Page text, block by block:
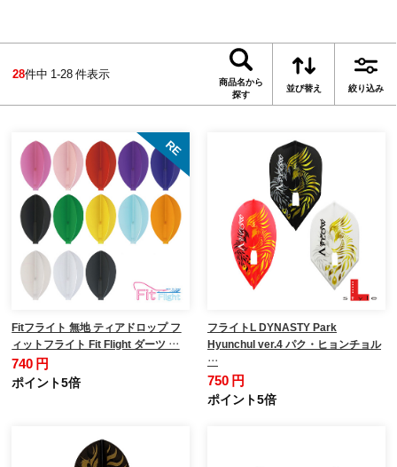
28件中 1-28 件表示
商品名から
探す
並び替え 絞り込み
Fitフライト 無地 ティアドロップ フ
ィットフライト Fit Flight ダーツ …
740 円
ポイント5倍
フライトL DYNASTY Park
Hyunchul ver.4 パク・ヒョンチョル
…
750 円
ポイント5倍